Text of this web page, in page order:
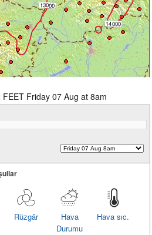
Friday 07 Aug at 8am
Hava sıc.
Hava
Durumu
Rüzgâr